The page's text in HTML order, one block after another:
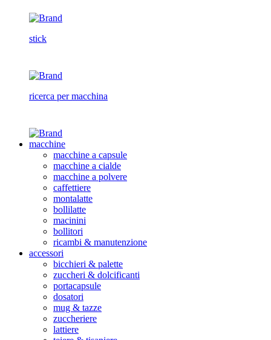
stick
ricerca per macchina
macchine
macchine a capsule
macchine a cialde
macchine a polvere
caffettiere
montalatte
bollilatte
macinini
bollitori
ricambi & manutenzione
accessori
bicchieri & palette
zuccheri & dolcificanti
portacapsule
dosatori
mug & tazze
zuccheriere
lattiere